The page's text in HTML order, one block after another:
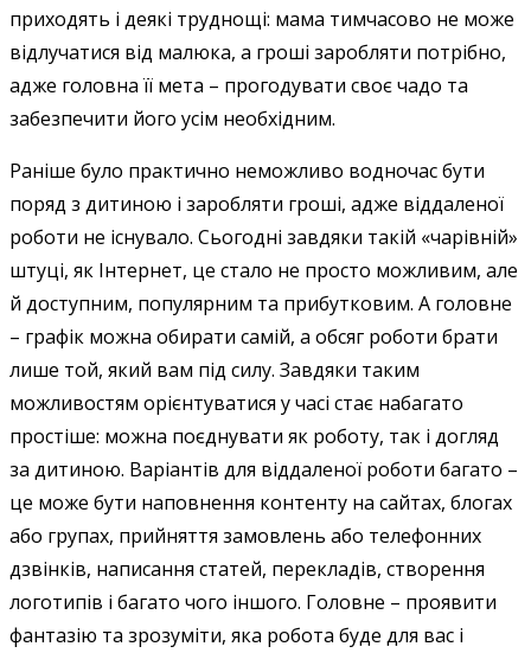
приходять і деякі труднощі: мама тимчасово не може
відлучатися від малюка, а гроші заробляти потрібно,
адже головна її мета – прогодувати своє чадо та
забезпечити його усім необхідним.
Раніше було практично неможливо водночас бути
поряд з дитиною і заробляти гроші, адже віддаленої
роботи не існувало. Сьогодні завдяки такій «чарівній»
штуці, як Інтернет, це стало не просто можливим, але
й доступним, популярним та прибутковим. А головне
– графік можна обирати самій, а обсяг роботи брати
лише той, який вам під силу. Завдяки таким
можливостям орієнтуватися у часі стає набагато
простіше: можна поєднувати як роботу, так і догляд
за дитиною. Варіантів для віддаленої роботи багато –
це може бути наповнення контенту на сайтах, блогах
або групах, прийняття замовлень або телефонних
дзвінків, написання статей, перекладів, створення
логотипів і багато чого іншого. Головне – проявити
фантазію та зрозуміти, яка робота буде для вас і